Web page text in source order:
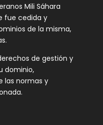
Mili Sáhara
fue cedida y
de la misma,
de gestión y
dominio,
las normas y